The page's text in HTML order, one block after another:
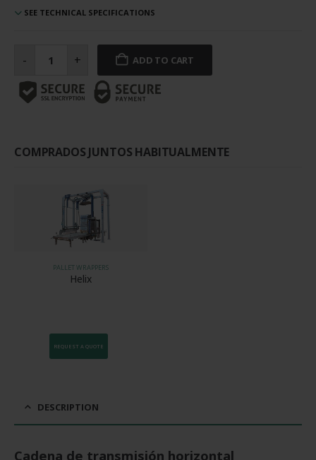
SEE TECHNICAL SPECIFICATIONS
- transmisión
cantidad
+ ADD TO CART
COMPRADOS JUNTOS HABITUALMENTE
PALLET WRAPPERS
Helix
REQUEST A QUOTE
DESCRIPTION
Cadena de transmisión horizontal